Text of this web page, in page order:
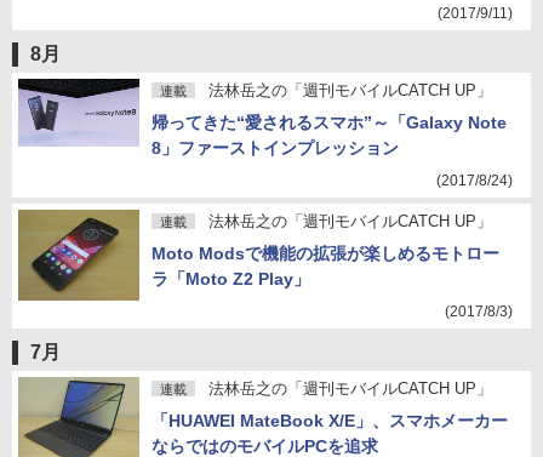
(2017/9/11)
8月
連載 法林岳之の「週刊モバイルCATCH UP」
帰ってきた“愛されるスマホ”～「Galaxy Note
8」ファーストインプレッション
(2017/8/24)
連載 法林岳之の「週刊モバイルCATCH UP」
Moto Modsで機能の拡張が楽しめるモトロー
ラ「Moto Z2 Play」
(2017/8/3)
7月
連載 法林岳之の「週刊モバイルCATCH UP」
「HUAWEI MateBook X/E」、スマホメーカー
ならではのモバイルPCを追求